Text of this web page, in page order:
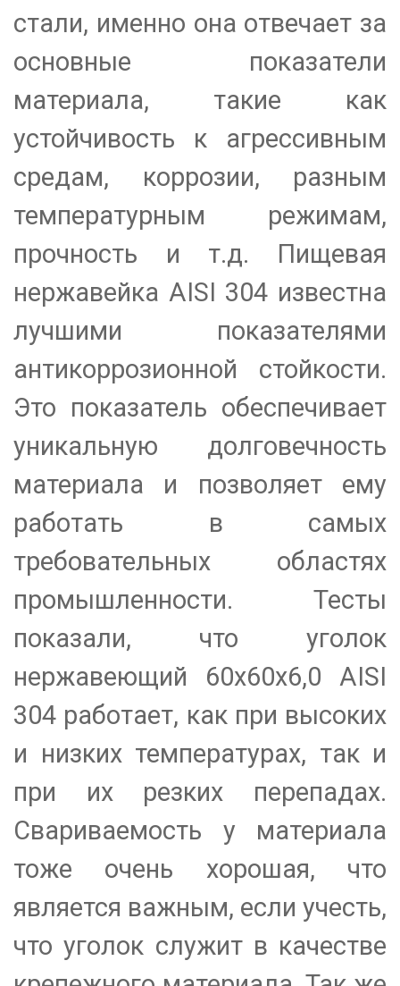
стали, именно она отвечает за
основные показатели
материала, такие как
устойчивость к агрессивным
средам, коррозии, разным
температурным режимам,
прочность и т.д. Пищевая
нержавейка AISI 304 известна
лучшими показателями
антикоррозионной стойкости.
Это показатель обеспечивает
уникальную долговечность
материала и позволяет ему
работать в самых
требовательных областях
промышленности. Тесты
показали, что уголок
нержавеющий 60х60х6,0 AISI
304 работает, как при высоких
и низких температурах, так и
при их резких перепадах.
Свариваемость у материала
тоже очень хорошая, что
является важным, если учесть,
что уголок служит в качестве